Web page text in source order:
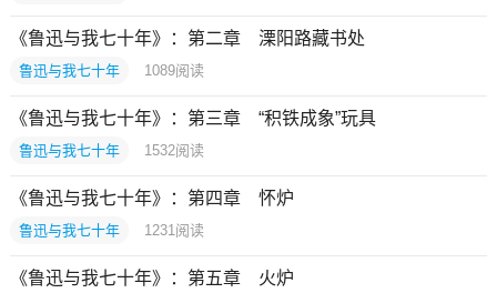
《鲁迅与我七十年》：第二章 溧阳路藏书处
鲁迅与我七十年 1089阅读
《鲁迅与我七十年》：第三章 “积铁成象”玩具
鲁迅与我七十年 1532阅读
《鲁迅与我七十年》：第四章 怀炉
鲁迅与我七十年 1231 阅读
《鲁迅与我七十年》：第五章 火炉